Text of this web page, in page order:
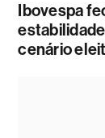
Ibovespa
cenário